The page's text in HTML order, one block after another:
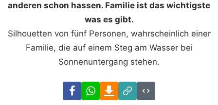
anderen schon hassen. Familie ist das wichtigste
was es gibt.
Silhouetten von fünf Personen, wahrscheinlich einer
Familie, die auf einem Steg am Wasser bei
Sonnenuntergang stehen.
FacebookWhatsAppDownload
Link
Code